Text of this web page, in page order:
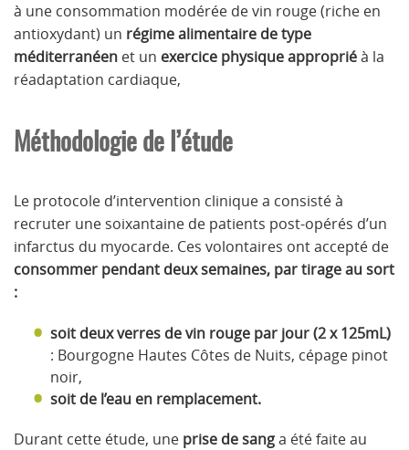
à une consommation modérée de vin rouge (riche en
antioxydant) un régime alimentaire de type
méditerranéen et un exercice physique appropriéà la
réadaptation cardiaque,
Méthodologie de l’étude
Le protocole d’intervention clinique a consisté à
recruter une soixantaine de patients post-opérés d’un
infarctus du myocarde. Ces volontaires ont accepté de
consommer pendant deux semaines, par tirage au sort
:
soit deux verres de vin rouge par jour (2 x 125mL)
: Bourgogne Hautes Côtes de Nuits, cépage pinot
noir,
soit de l’eau en remplacement.
Durant cette étude, une prise de sanga été faite au